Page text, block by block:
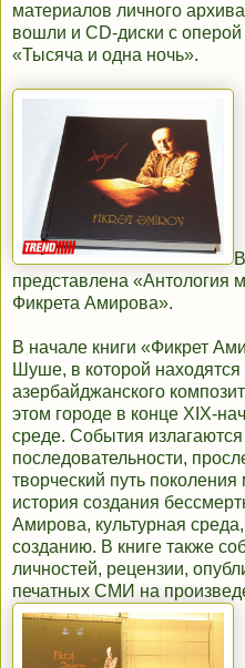
материалов личного
вошли и CD-диски с
«Тысяча и одна ночь».
представлена «Антология
Фикрета Амирова».
В начале книги «Фикрет
Шуше, в которой находятся
азербайджанского
этом городе в конце ХIХ-
среде. События излагаются
последовательности,
творческий путь
история создания
Амирова, культурная
созданию. В книге также
личностей, рецензии,
печатных СМИ на